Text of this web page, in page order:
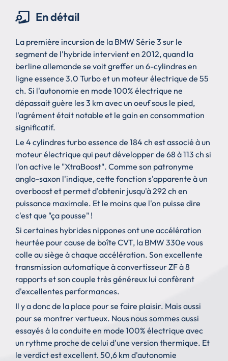
En détail
La première incursion de la BMW Série 3 sur le
segment de l'hybride intervient en 2012, quand la
berline allemande se voit greffer un 6-cylindres en
ligne essence 3.0 Turbo et un moteur électrique de 55
ch. Si l'autonomie en mode 100% électrique ne
dépassait guère les 3 km avec un oeuf sous le pied,
l'agrément était notable et le gain en consommation
significatif.
Le 4 cylindres turbo essence de 184 ch est associé à un
moteur électrique qui peut développer de 68 à 113 ch si
l'on active le "XtraBoost". Comme son patronyme
anglo-saxon l'indique, cette fonction s'apparente à un
overboost et permet d'obtenir jusqu'à 292 ch en
puissance maximale. Et le moins que l'on puisse dire
c'est que "ça pousse" !
Si certaines hybrides nippones ont une accélération
heurtée pour cause de boîte CVT, la BMW 330e vous
colle au siège à chaque accélération. Son excellente
transmission automatique à convertisseur ZF à 8
rapports et son couple très généreux lui confèrent
d'excellentes performances.
Il y a donc de la place pour se faire plaisir. Mais aussi
pour se montrer vertueux. Nous nous sommes aussi
essayés à la conduite en mode 100% électrique avec
un rythme proche de celui d'une version thermique. Et
le verdict est excellent. 50,6 km d'autonomie